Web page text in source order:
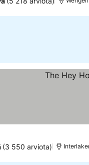
(3 550 arviota)